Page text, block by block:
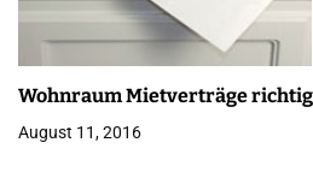
Wohnraum Mietverträge
August 11, 2016